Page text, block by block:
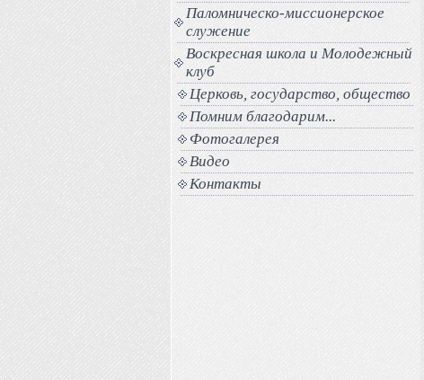
Паломническо-миссионерское
служение
Воскресная школа и Молодежный
клуб
Церковь, государство, общество
Помним благодарим...
Фотогалерея
Видео
Контакты